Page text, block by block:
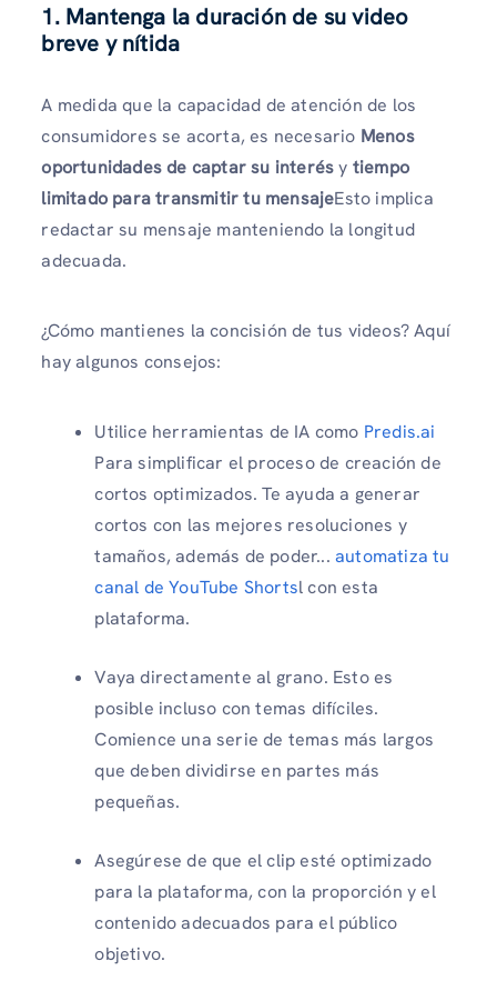
1. Mantenga la duración de su video
breve y nítida
A medida que la capacidad de atención de los
consumidores se acorta, es necesario Menos
oportunidades de captar su interésy tiempo
limitado para transmitir tu mensajeEsto implica
redactar su mensaje manteniendo la longitud
adecuada.
¿Cómo mantienes la concisión de tus videos? Aquí
hay algunos consejos:
Utilice herramientas de IA como Predis.ai
Para simplificar el proceso de creación de
cortos optimizados. Te ayuda a generar
cortos con las mejores resoluciones y
tamaños, además de poder... automatiza tu
canal de YouTube Shortsl con esta
plataforma.
Vaya directamente al grano. Esto es
posible incluso con temas difíciles.
Comience una serie de temas más largos
que deben dividirse en partes más
pequeñas.
Asegúrese de que el clip esté optimizado
para la plataforma, con la proporción y el
contenido adecuados para el público
objetivo.